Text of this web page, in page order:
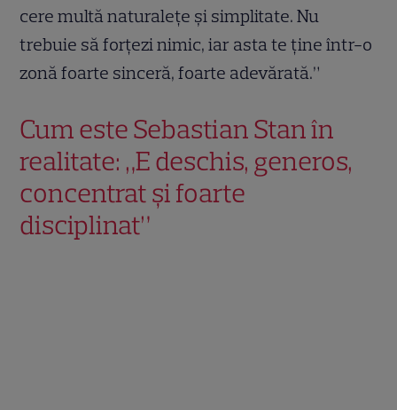
cere multă naturalețe și simplitate. Nu
trebuie să forțezi nimic, iar asta te ține într-o
zonă foarte sinceră, foarte adevărată.”
Cum este Sebastian Stan în
realitate: „E deschis, generos,
concentrat și foarte
disciplinat”